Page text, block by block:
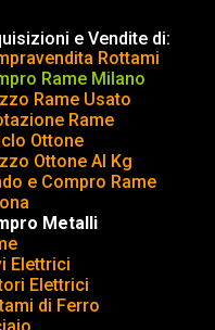
e Vendite di:
Rottami
Rame Milano
Rame Usato
Rame
Ottone
Ottone Al Kg
e Compro Rame
Metalli
Elettrici
Elettrici
di Ferro